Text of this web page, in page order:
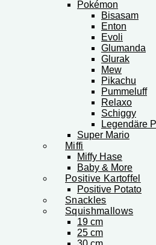
Pokémon
Bisasam
Enton
Evoli
Glumanda
Glurak
Mew
Pikachu
Pummeluff
Relaxo
Schiggy
Legendäre
Super Mario
Miffi
Miffy Hase
Baby & More
Positive Kartoffel
Positive Potato
Snackles
Squishmallows
19 cm
25 cm